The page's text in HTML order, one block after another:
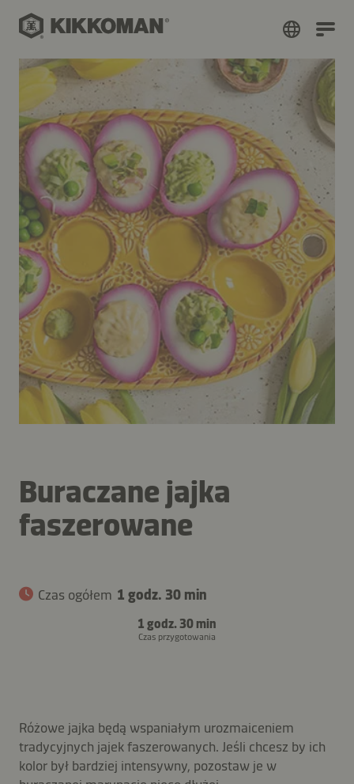
Buraczane jajka
faszerowane
Czas ogółem 1 godz. 30 min
1 godz. 30 min
Czas przygotowania
Różowe jajka będą wspaniałym urozmaiceniem
tradycyjnych jajek faszerowanych. Jeśli chcesz by ich
kolor był bardziej intensywny, pozostaw je w